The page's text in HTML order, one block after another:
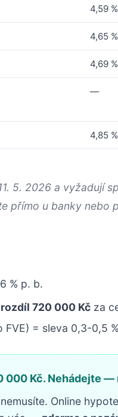
4,59 %
4,65 %
4,69 %
—
4,85 %
5. 2026 a vyžadují
přímo u banky nebo
% p. b.
rozdíl 720 000 Kč za
FVE) = sleva 0,3-0,5
000 Kč. Nehádejte
Online